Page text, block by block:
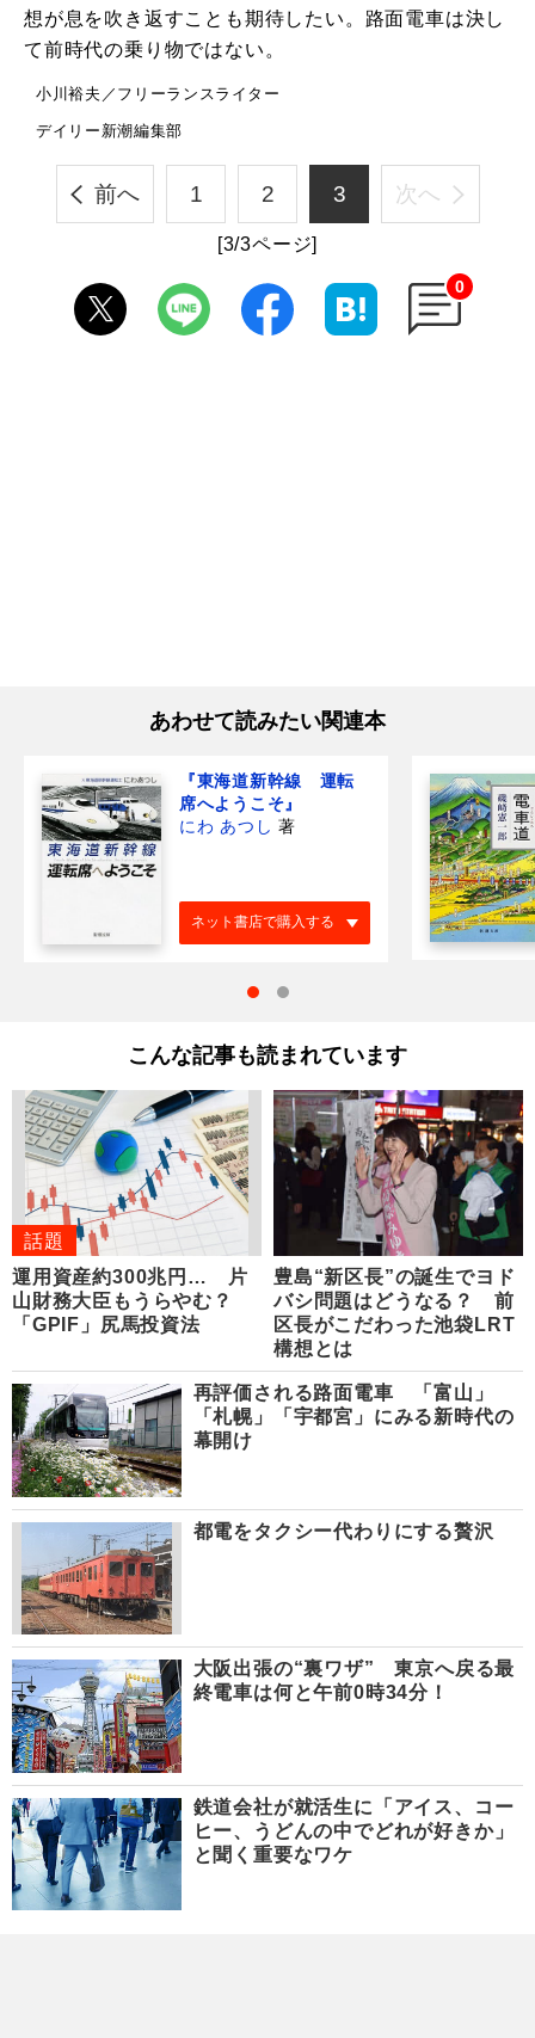
想が息を吹き返すことも期待したい。路面電車は決し
て前時代の乗り物ではない。
小川裕夫／フリーランスライター
デイリー新潮編集部
前へ 1 2 3 次へ
[3/3ページ]
0
あわせて読みたい関連本
『東海道新幹線 運転
席へようこそ』
にわ あつし 著
ネット書店で購入する
こんな記事も読まれています
話題
運用資産約300兆円… 片
山財務大臣もうらやむ？
「GPIF」尻馬投資法
豊島“新区長”の誕生でヨド
バシ問題はどうなる？ 前
区長がこだわった池袋LRT
構想とは
再評価される路面電車 「富山」
「札幌」「宇都宮」にみる新時代の
幕開け
都電をタクシー代わりにする贅沢
大阪出張の“裏ワザ” 東京へ戻る最
終電車は何と午前0時34分！
鉄道会社が就活生に「アイス、コー
ヒー、うどんの中でどれが好きか」
と聞く重要なワケ